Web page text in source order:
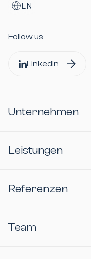
EN
Follow us
LinkedIn
Unternehmen
Leistungen
Referenzen
Team